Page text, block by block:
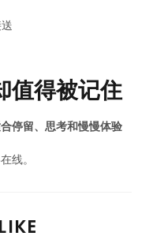
值得被记住
停留、思考和慢慢体验
线。